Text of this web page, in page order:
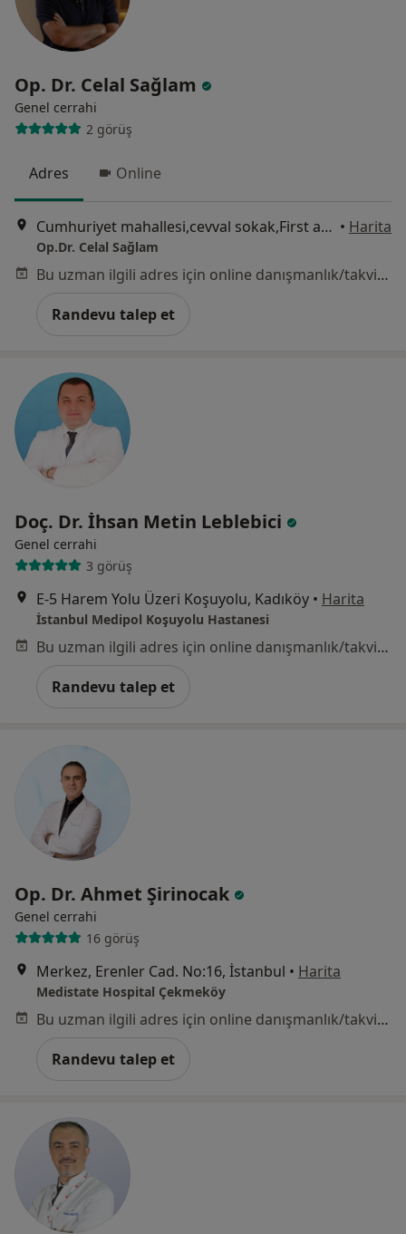
Op. Dr. Celal Sağlam
Genel cerrahi
2 görüş
Adres Online
Cumhuriyet mahallesi,cevval sokak,First avenue avm,C blok,Büyükçekmece / İstanbul, İstanbul • Harita
Op.Dr. Celal Sağlam
Bu uzman ilgili adres için online danışmanlık/takvim sunmuyor.
Randevu talep et
Doç. Dr. İhsan Metin Leblebici
Genel cerrahi
3 görüş
E-5 Harem Yolu Üzeri Koşuyolu, Kadıköy • Harita
İstanbul Medipol Koşuyolu Hastanesi
Bu uzman ilgili adres için online danışmanlık/takvim sunmuyor.
Randevu talep et
Op. Dr. Ahmet Şirinocak
Genel cerrahi
16 görüş
Merkez, Erenler Cad. No:16, İstanbul • Harita
Medistate Hospital Çekmeköy
Bu uzman ilgili adres için online danışmanlık/takvim sunmuyor.
Randevu talep et